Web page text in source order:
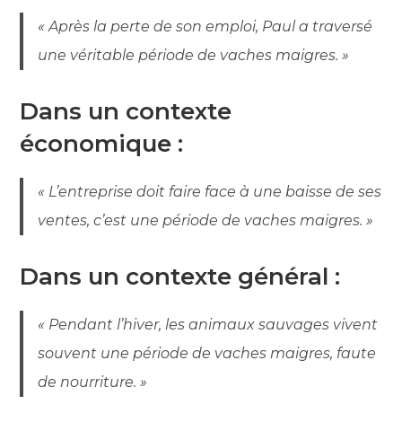
« Après la perte de son emploi, Paul a traversé
une véritable période de vaches maigres. »
Dans un contexte
économique :
« L’entreprise doit faire face à une baisse de ses
ventes, c’est une période de vaches maigres. »
Dans un contexte général :
« Pendant l’hiver, les animaux sauvages vivent
souvent une période de vaches maigres, faute
de nourriture. »